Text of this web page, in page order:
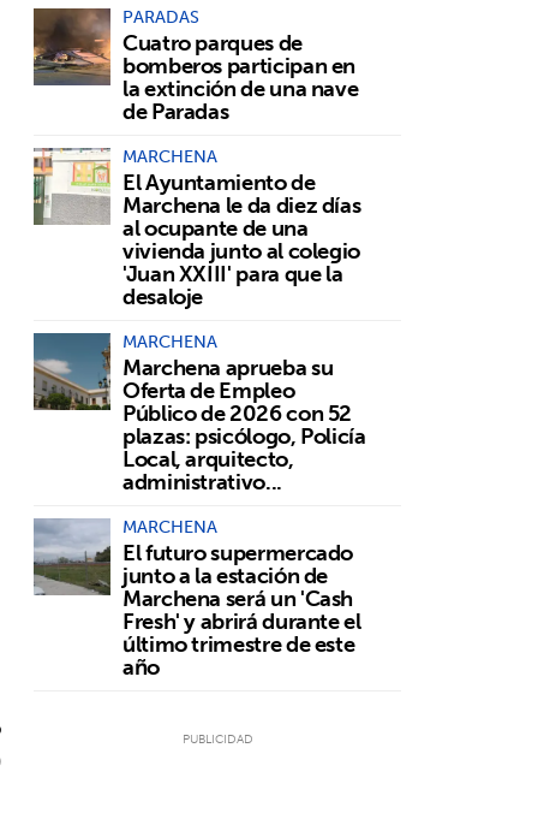
PARADAS
Cuatro parques de
bomberos participan en
la extinción de una nave
de Paradas
MARCHENA
El Ayuntamiento de
Marchena le da diez días
al ocupante de una
vivienda junto al colegio
'Juan XXIII' para que la
desaloje
MARCHENA
Marchena aprueba su
Oferta de Empleo
Público de 2026 con 52
plazas: psicólogo, Policía
Local, arquitecto,
administrativo...
MARCHENA
El futuro supermercado
junto a la estación de
Marchena será un 'Cash
Fresh' y abrirá durante el
último trimestre de este
año